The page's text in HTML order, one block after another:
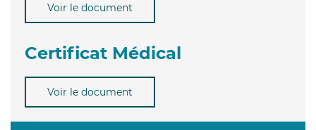
Voir le document
Certificat Médical
Voir le document